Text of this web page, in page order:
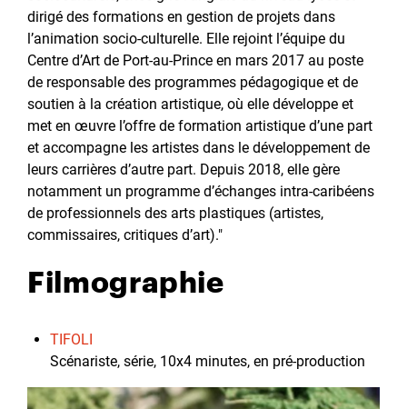
dirigé des formations en gestion de projets dans
l’animation socio-culturelle. Elle rejoint l’équipe du
Centre d’Art de Port-au-Prince en mars 2017 au poste
de responsable des programmes pédagogique et de
soutien à la création artistique, où elle développe et
met en œuvre l’offre de formation artistique d’une part
et accompagne les artistes dans le développement de
leurs carrières d’autre part. Depuis 2018, elle gère
notamment un programme d’échanges intra-caribéens
de professionnels des arts plastiques (artistes,
commissaires, critiques d’art)."
Filmographie
TIFOLI
Scénariste, série, 10x4 minutes, en pré-production